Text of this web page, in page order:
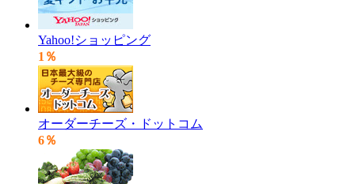
Yahoo!ショッピング
1％
オーダーチーズ・ドットコム
6％